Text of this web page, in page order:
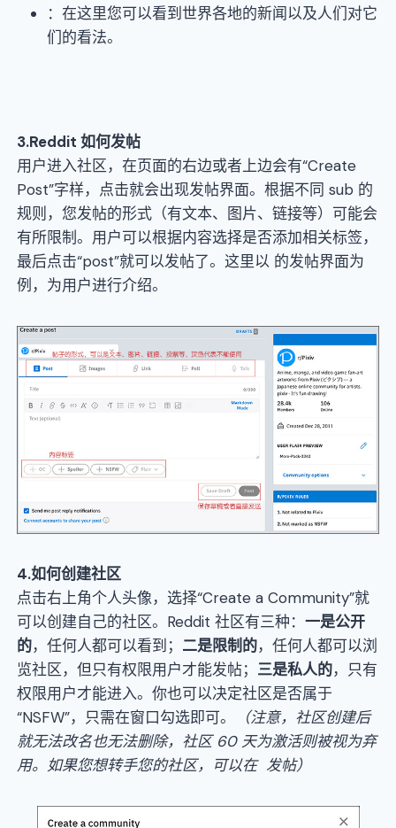
：在这里您可以看到世界各地的新闻以及人们对它
们的看法。
3.Reddit如何发帖
用户进入社区，在页面的右边或者上边会有“Create
Post”字样，点击就会出现发帖界面。根据不同 sub 的
规则，您发帖的形式（有文本、图片、链接等）可能会
有所限制。用户可以根据内容选择是否添加相关标签，
最后点击“post”就可以发帖了。这里以 的发帖界面为
例，为用户进行介绍。
4.如何创建社区
点击右上角个人头像，选择“Create a Community”就
可以创建自己的社区。Reddit 社区有三种：一是公开
的，任何人都可以看到； 二是限制的，任何人都可以浏
览社区，但只有权限用户才能发帖； 三是私人的，只有
权限用户才能进入。你也可以决定社区是否属于
“NSFW”，只需在窗口勾选即可。
（注意， 社区创建后
就无法改名也无法删除， 社区 60 天为激活则被视为弃
用。 如果您想转手您的社区， 可以在 发帖）